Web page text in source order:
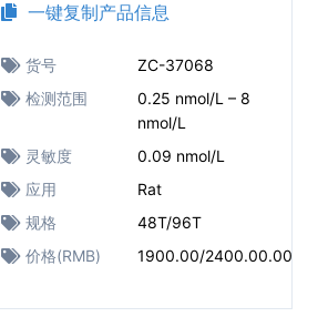
一键复制产品信息
货号
ZC-37068
检测范围
0.25 nmol/L – 8
nmol/L
灵敏度
0.09 nmol/L
应用
Rat
规格
48T/96T
价格(RMB)
1900.00/2400.00.00